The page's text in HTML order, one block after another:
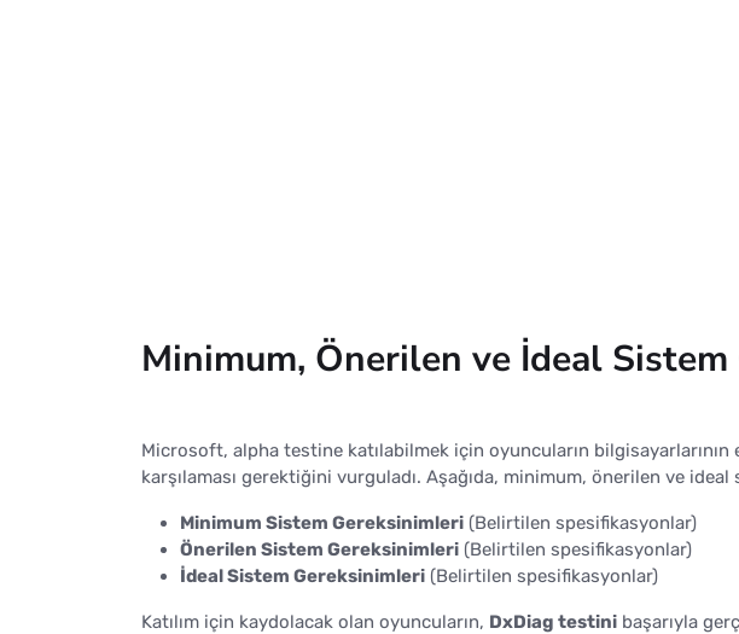
Minimum, Önerilen ve İdeal
Microsoft, alpha testine katılabilmek için oyuncuların bilgisayarlarının
karşılaması gerektiğini vurguladı. Aşağıda, minimum, önerilen ve
Minimum Sistem Gereksinimleri (Belirtilen spesifikasyonlar)
Önerilen Sistem Gereksinimleri (Belirtilen spesifikasyonlar)
İdeal Sistem Gereksinimleri (Belirtilen spesifikasyonlar)
Katılım için kaydolacak olan oyuncuların, DxDiag testini başarıyla